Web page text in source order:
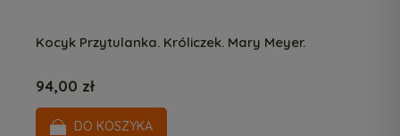
Kocyk Przytulanka. Króliczek. Mary Meyer.
94,00 zł
DO KOSZYKA